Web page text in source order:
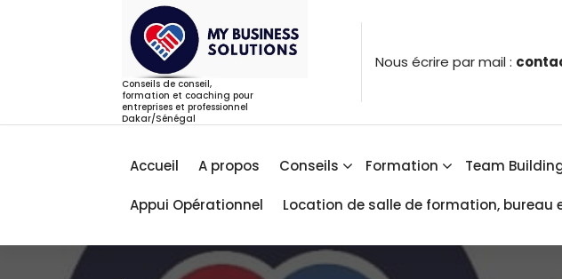
Conseils de conseil,
formation et coaching pour
entreprises et professionnel
Dakar/Sénégal
Nous écrire par mail :
Accueil A propos Conseils Formation Team
Appui Opérationnel Location de salle de formation, bureau